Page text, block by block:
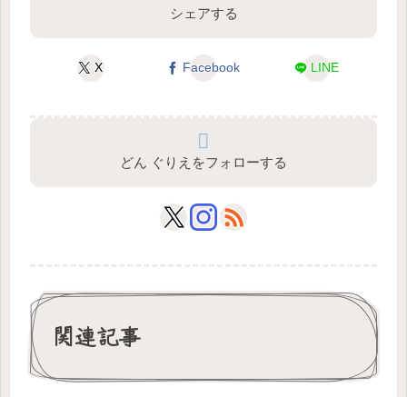
シェアする
X Facebook LINE
どん ぐりえをフォローする
関連記事